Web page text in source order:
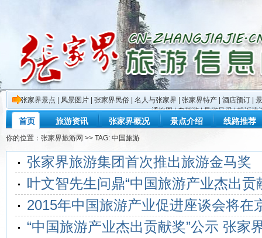
张家界景点 风景图片 张家界民俗 名人与张家界 张家界特产 酒店预订
通地图|自驾游|导游风采|投诉建
首页 旅游资讯 张家界概况 景点介绍 线路推荐
你的位置： 张家界旅游网 >> TAG: 中国旅游
张家界旅游集团首次推出旅游金马奖
叶文智先生问鼎“中国旅游产业杰出贡
2015年中国旅游产业促进座谈会将在
“中国旅游产业杰出贡献奖”公示 张家